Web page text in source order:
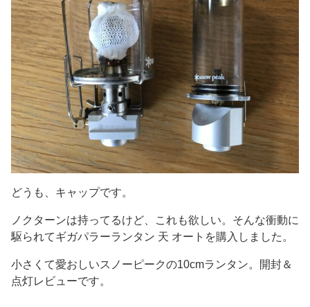
どうも、キャップです。
ノクターンは持ってるけど、これも欲しい。そんな衝動に
駆られてギガパラーランタン 天 オートを購入しました。
小さくて愛おしいスノーピークの10cmランタン。開封＆
点灯レビューです。